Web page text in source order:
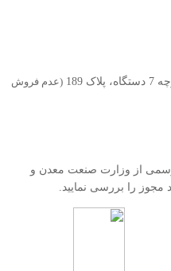
(عدم فروش
رسمی از وزارت صنعت معدن و
را بررسی نمایید.